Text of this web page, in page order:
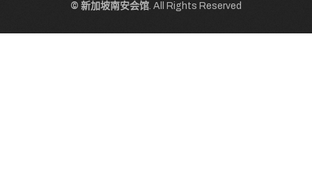
© 新加坡南安会馆. All Rights Reserved